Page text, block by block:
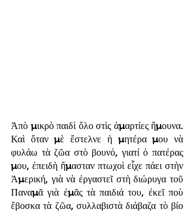
Ἀπὸ μικρὸ παιδὶ ὅλο στὶς ἁμαρτίες ἤμουνα.
Καὶ ὅταν μὲ ἔστελνε ἡ μητέρα μου νὰ
φυλάω τὰ ζῶα στὸ βουνό, γιατί ὁ πατέρας
μου, ἐπειδὴ ἤμασταν πτωχοὶ εἶχε πάει στὴν
Ἀμερική, γιὰ νὰ ἐργαστεῖ στὴ διώρυγα τοῦ
Παναμᾶ γιὰ ἐμᾶς τὰ παιδιά του, ἐκεῖ ποὺ
ἔβοσκα τὰ ζῶα, συλλαβιστὰ διάβαζα τὸ βίο